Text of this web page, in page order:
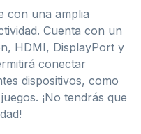
con una amplia
Cuenta con un
HDMI, DisplayPort y
conectar
dispositivos, como
¡No tendrás que